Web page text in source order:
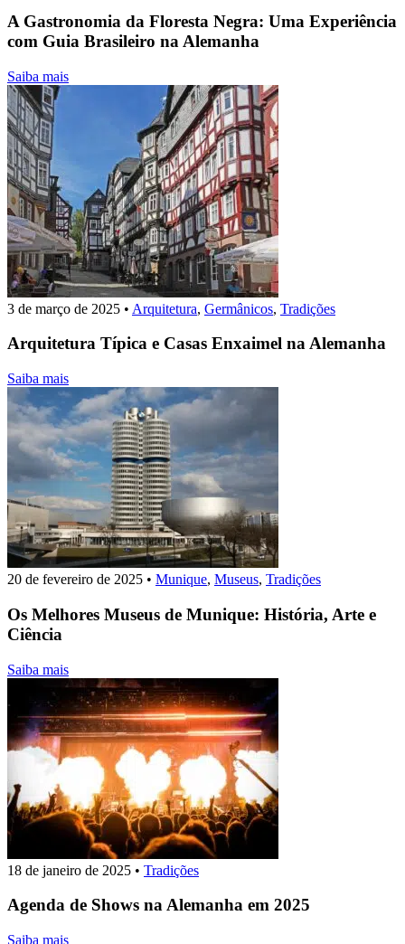
A Gastronomia da Floresta Negra: Uma Experiência
com Guia Brasileiro na Alemanha
Saiba mais
3 de março de 2025 • Arquitetura, Germânicos, Tradições
Arquitetura Típica e Casas Enxaimel na Alemanha
Saiba mais
20 de fevereiro de 2025 • Munique, Museus, Tradições
Os Melhores Museus de Munique: História, Arte e
Ciência
Saiba mais
18 de janeiro de 2025 • Tradições
Agenda de Shows na Alemanha em 2025
Saiba mais